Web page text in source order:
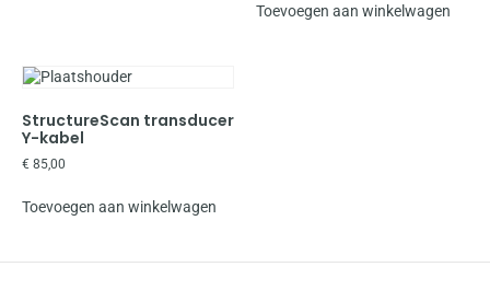
Toevoegen aan winkelwagen
StructureScan transducer
Y-kabel
€ 85,00
Toevoegen aan winkelwagen